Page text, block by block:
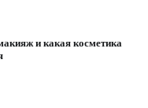
и какая косметика